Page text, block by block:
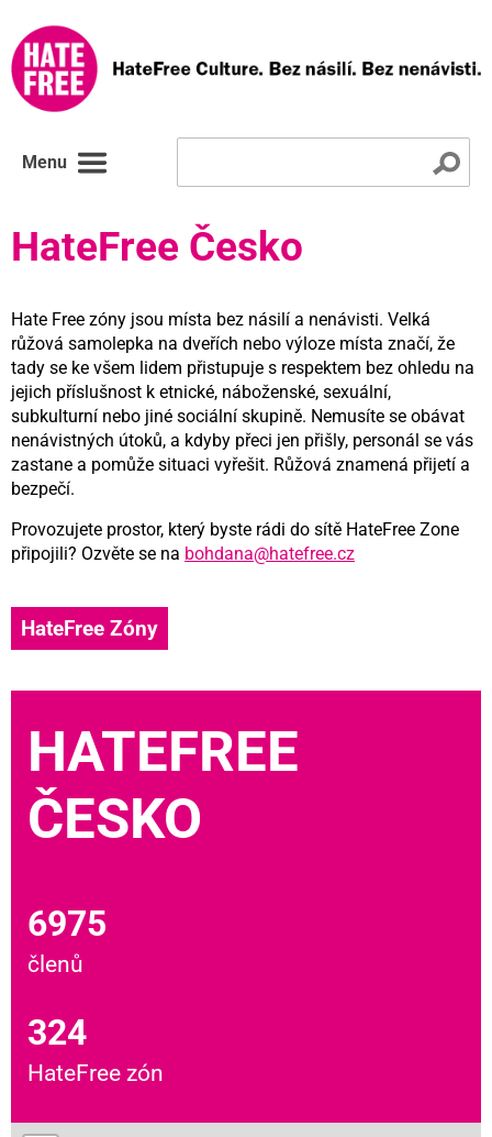
Menu
HateFree Česko
Hate Free zóny jsou místa bez násilí a nenávisti. Velká
růžová samolepka na dveřích nebo výloze místa značí, že
tady se ke všem lidem přistupuje s respektem bez ohledu na
jejich příslušnost k etnické, náboženské, sexuální,
subkulturní nebo jiné sociální skupině. Nemusíte se obávat
nenávistných útoků, a kdyby přeci jen přišly, personál se vás
zastane a pomůže situaci vyřešit. Růžová znamená přijetí a
bezpečí.
Provozujete prostor, který byste rádi do sítě HateFree Zone
připojili? Ozvěte se na bohdana@hatefree.cz
HateFree Zóny
HATEFREE
ČESKO
6975
členů
324
HateFree zón